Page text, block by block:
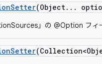
Setter(Object. . .
」の @Option フィ
Setter